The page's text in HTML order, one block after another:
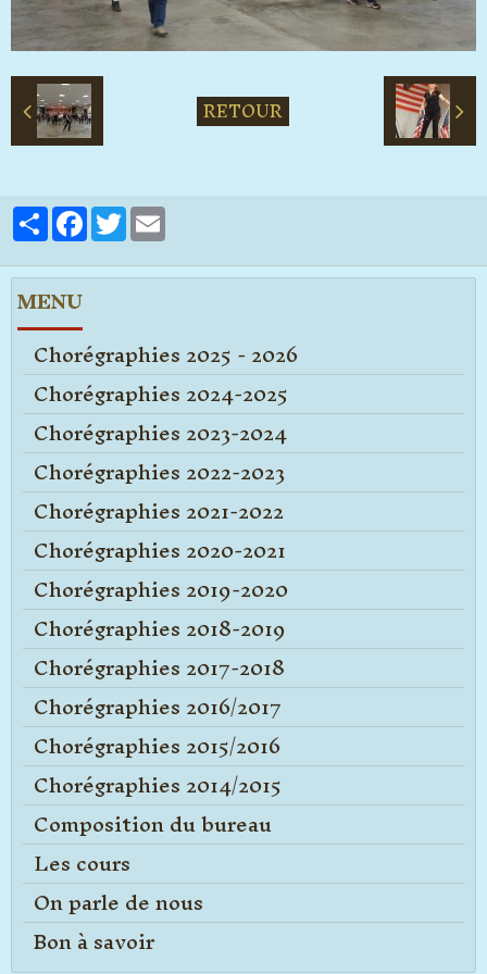
RETOUR
Partager
Facebook
Twitter
MENU
Chorégraphies 2025 - 2026
Chorégraphies 2024-2025
Chorégraphies 2023-2024
Chorégraphies 2022-2023
Chorégraphies 2021-2022
Chorégraphies 2020-2021
Chorégraphies 2019-2020
Chorégraphies 2018-2019
Chorégraphies 2017-2018
Chorégraphies 2016/2017
Chorégraphies 2015/2016
Chorégraphies 2014/2015
Composition du bureau
Les cours
On parle de nous
Bon à savoir